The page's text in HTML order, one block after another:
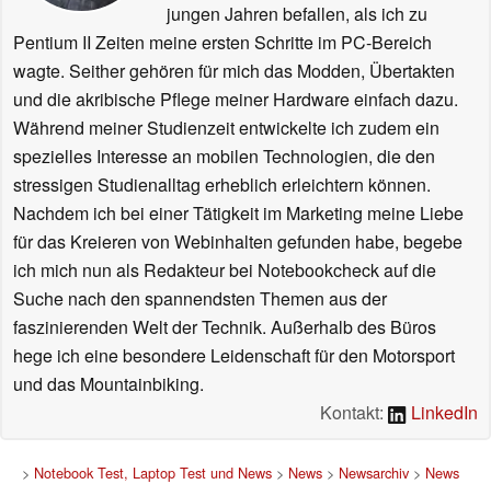
jungen Jahren befallen, als ich zu
Pentium II Zeiten meine ersten Schritte im PC-Bereich
wagte. Seither gehören für mich das Modden, Übertakten
und die akribische Pflege meiner Hardware einfach dazu.
Während meiner Studienzeit entwickelte ich zudem ein
spezielles Interesse an mobilen Technologien, die den
stressigen Studienalltag erheblich erleichtern können.
Nachdem ich bei einer Tätigkeit im Marketing meine Liebe
für das Kreieren von Webinhalten gefunden habe, begebe
ich mich nun als Redakteur bei Notebookcheck auf die
Suche nach den spannendsten Themen aus der
faszinierenden Welt der Technik. Außerhalb des Büros
hege ich eine besondere Leidenschaft für den Motorsport
und das Mountainbiking.
Kontakt:
LinkedIn
> Notebook Test, Laptop Test und News> News> Newsarchiv> News